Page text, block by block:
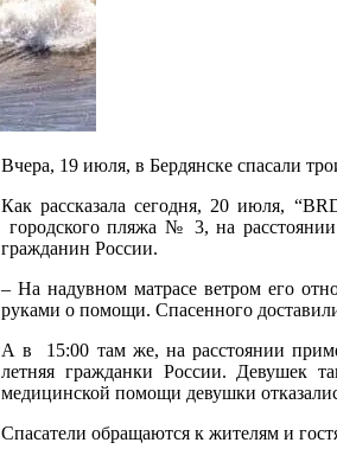
Вчера, 19 июля, в Бердянске спасали
Как рассказала сегодня, 20 июля,
городского пляжа № 3, на
гражданин России.
– На надувном матрасе ветром его
руками о помощи. Спасенного
А в 15:00 там же, на расстоянии
летняя гражданки России. Девушек
медицинской помощи девушки
Спасатели обращаются к жителям и